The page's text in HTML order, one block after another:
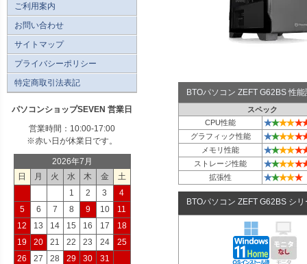
BTOパソコン ZEFT G62BS 性
スペック
CPU性能
★★★★★
グラフィック性能 ★★★★★
メモリ性能 ★★★★★
ストレージ性能 ★★★★★
拡張性 ★★★★★
BTOパソコン ZEFT G62BS シリ
ご利用案内
お問い合わせ
サイトマップ
プライバシーポリシー
特定商取引法表記
パソコンショップSEVEN 営業日
営業時間：10:00-17:00
※赤い日が休業日です。
2026年7月
日
月 火 水 木 金
土
1
2 3
4
5
6 7 8 9 10
11
12
13 14 15 16 17
18
19
20 21 22 23 24
25
26
27 28 29 30 31